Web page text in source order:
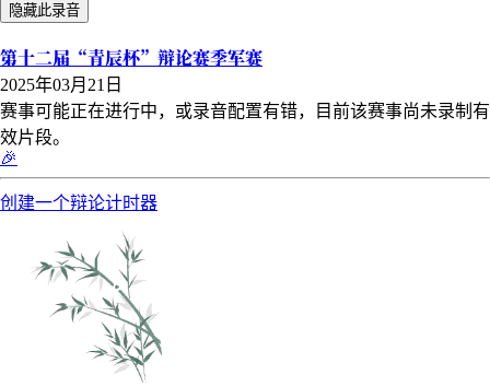
隐藏此录音
第十二届“青辰杯”辩论赛季军赛
2025年03月21日
赛事可能正在进行中，或录音配置有错，目前该赛事尚未录制有
效片段。
🎉
创建一个辩论计时器